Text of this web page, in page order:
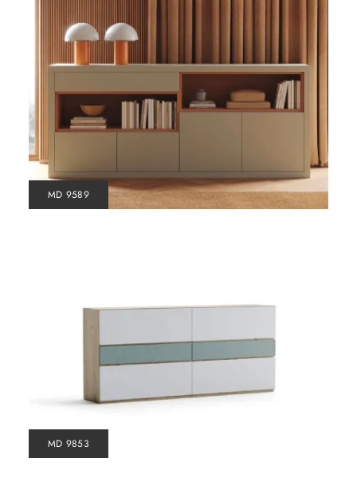
MD 9589
MD 9853